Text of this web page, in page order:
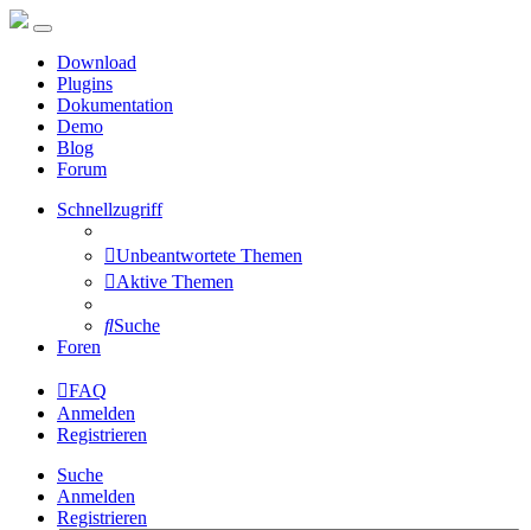
Download
Plugins
Dokumentation
Demo
Blog
Forum
Schnellzugriff
Unbeantwortete Themen
Aktive Themen
Suche
Foren
FAQ
Anmelden
Registrieren
Suche
Anmelden
Registrieren